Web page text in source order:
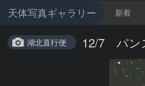
天体写真ギャラリー 新着
湖北直行便 12/7 パン